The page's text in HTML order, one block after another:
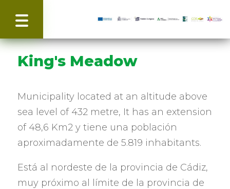
King's Meadow
Municipality located at an altitude above
sea level of 432 metre, It has an extension
of 48,6 Km2 y tiene una población
aproximadamente de 5.819 inhabitants.
Está al nordeste de la provincia de Cádiz,
muy próximo al límite de la provincia de